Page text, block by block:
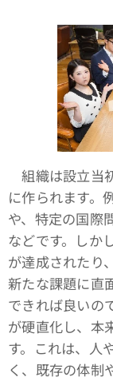
組織は設立当
に作られます。
や、特定の国際
などです。しか
が達成されたり
新たな課題に直
できれば良いの
が硬直化し、本
す。これは、人
く、既存の体制